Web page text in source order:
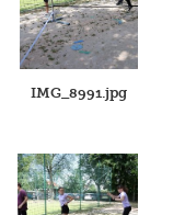
IMG_8991.jpg